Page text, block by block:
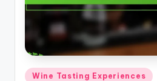
Posted
Wine Tasting Experiences